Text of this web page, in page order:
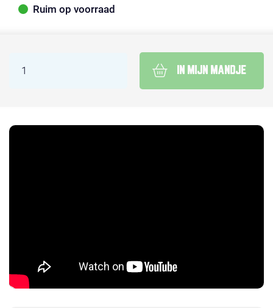
Ruim op voorraad
IN MIJN MANDJE